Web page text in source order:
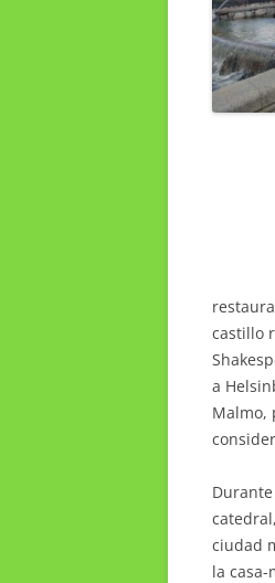
castillo
a
Malmo,
ciudad
la